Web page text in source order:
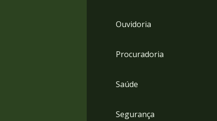
Ouvidoria
Procuradoria
Saúde
Segurança